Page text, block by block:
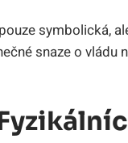
symbolická,
snaze o vládu